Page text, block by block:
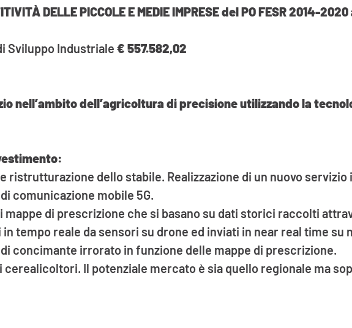
DELLE PICCOLE E MEDIE IMPRESE del PO FESR 2014-
Sviluppo Industriale € 557.582,02
nell’ambito dell’agricoltura di precisione utilizzando la
ristrutturazione dello stabile. Realizzazione di un nuovo
comunicazione mobile 5G.
mappe di prescrizione che si basano su dati storici raccolti
tempo reale da sensori su drone ed inviati in near real time
concimante irrorato in funzione delle mappe di prescrizione.
cerealicoltori. Il potenziale mercato è sia quello regionale ma